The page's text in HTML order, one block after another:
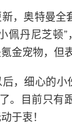
，奥特曼
佩丹尼芝顿
金宠物，但
，细心的小
。目前只
于衷！